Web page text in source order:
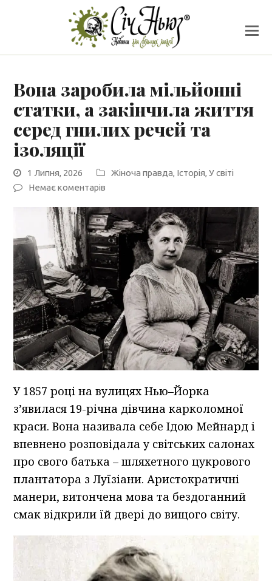
Вона заробила мільйонні
статки, а закінчила життя
серед гнилих речей та
ізоляції
1 Липня, 2026 Жіноча правда, Історія,У світі
Немає коментарів
У 1857 році на вулицях Нью–Йорка
з’явилася 19-річна дівчина карколомної
краси. Вона називала себе Ідою Мейнард і
впевнено розповідала у світських салонах
про свого батька – шляхетного цукрового
плантатора з Луїзіани. Аристократичні
манери, витончена мова та бездоганний
смак відкрили їй двері до вищого світу.